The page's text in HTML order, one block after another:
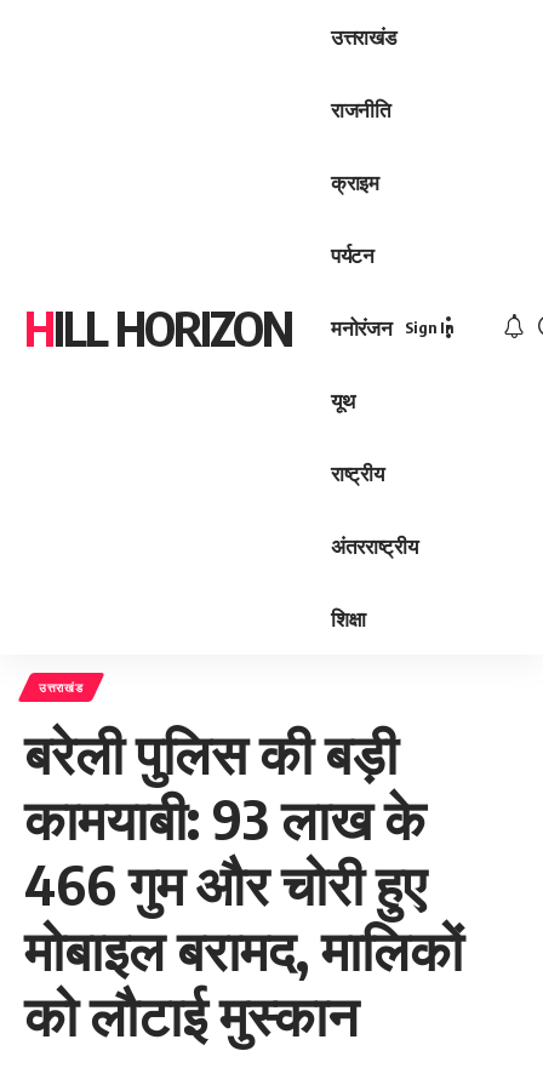
HILL HORIZON
उत्तराखंड
राजनीति
क्राइम
पर्यटन
मनोरंजन
यूथ
राष्ट्रीय
अंतरराष्ट्रीय
शिक्षा
Sign In
उत्तराखंड
बरेली पुलिस की बड़ी
कामयाबी: 93 लाख के
466 गुम और चोरी हुए
मोबाइल बरामद, मालिकों
को लौटाई मुस्कान